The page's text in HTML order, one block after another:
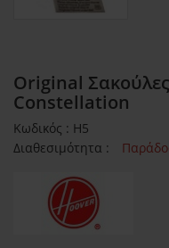
Original
Constellation
Κωδικός : H5
Διαθεσιμότητα :